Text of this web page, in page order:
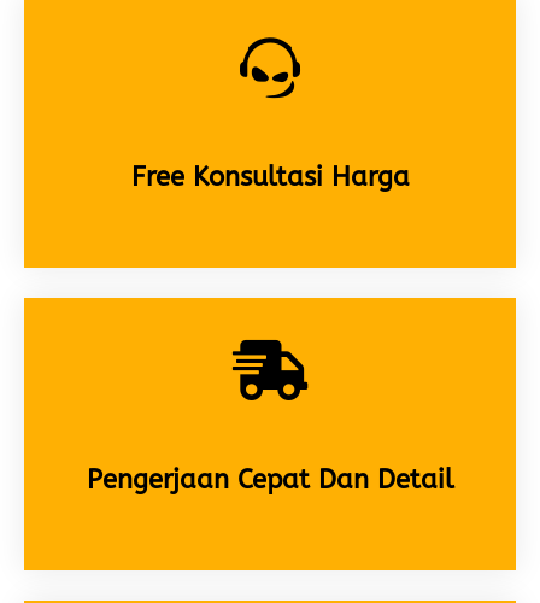
Free Konsultasi Harga
Pengerjaan Cepat Dan Detail